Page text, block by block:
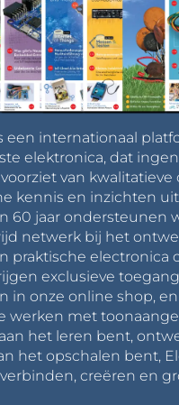
een internationaal
elektronica, dat
van kwalitatieve
kennis en inzichten
60 jaar ondersteunen
netwerk bij het
praktische electronica
exclusieve
in onze online shop,
werken met
het leren bent,
het opschalen bent,
creëren en